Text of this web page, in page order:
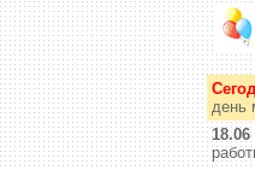
день
18.06